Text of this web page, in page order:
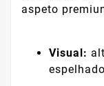
aspeto
Visual:
espelhado